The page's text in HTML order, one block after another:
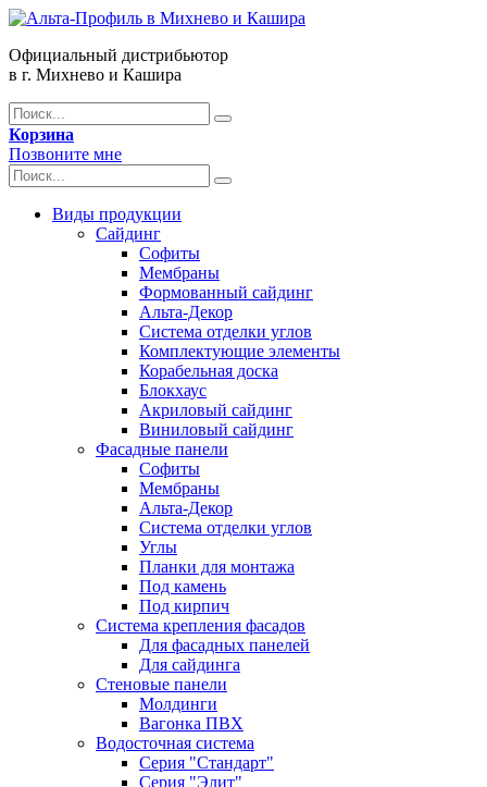
Официальный дистрибьютор
в г. Михнево и Кашира
Корзина
Позвоните мне
Виды продукции
Сайдинг
Софиты
Мембраны
Формованный сайдинг
Альта-Декор
Система отделки углов
Комплектующие элементы
Корабельная доска
Блокхаус
Акриловый сайдинг
Виниловый сайдинг
Фасадные панели
Софиты
Мембраны
Альта-Декор
Система отделки углов
Углы
Планки для монтажа
Под камень
Под кирпич
Система крепления фасадов
Для фасадных панелей
Для сайдинга
Стеновые панели
Молдинги
Вагонка ПВХ
Водосточная система
Серия "Стандарт"
Серия "Элит"